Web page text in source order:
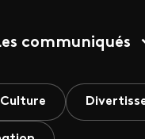
communiqués
Culture